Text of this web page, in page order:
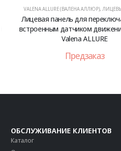
VALENA ALLURE (ВАЛЕНА АЛЛЮР),
Лицевая панель для
встроенным датчиком
Valena ALLURE
Предзаказ
ОБСЛУЖИВАНИЕ КЛИЕНТОВ
Каталог